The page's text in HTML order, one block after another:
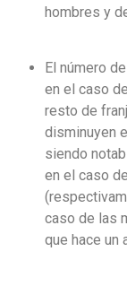
hombres y
El número
en el caso
resto de
disminuyen
siendo
en el caso
caso de las
que hace un